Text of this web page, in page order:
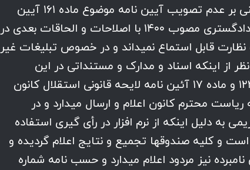
نمیداند و در خصوص اعتراض آقای دادستان مبنی بر عدم تصویب آیین نامه موضوع ماده ۱۶۱ آیین
نامه اجرایی لایحه قانونی استقلال کانون وکلای دادگستری مصوب ۱۴۰۰ با اصلاحات و الحاقات بعدی در
نظارت قابل استماع نمیداند و در خصوص تبلیغات غیر
از اینکه اسناد و مدارک و مستنداتی در این
خصوص ارائه نشده است در اجرای بند ۱۴ ماده ۱۲۲ و ماده ۱۷ آئین نامه لایحه قانونی استقلال کانون
محترم کانون اعلام و ارسال میدارد و در
دلیل اینکه از نرم افزار در رأی گیری استفاده
و کلیه صندوقها تجمیع و نتایج اعلام گردیده و
نیز مردود اعلام میدارد و حسب نامه شماره